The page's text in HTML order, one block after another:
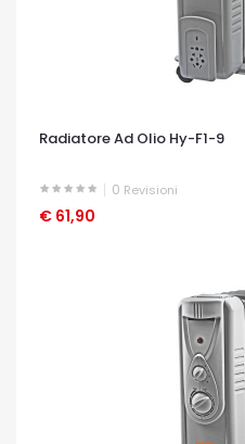
Radiatore Ad Olio Hy-F1-9
0 Revisioni
€ 61,90
OCCHIATA VELOCE